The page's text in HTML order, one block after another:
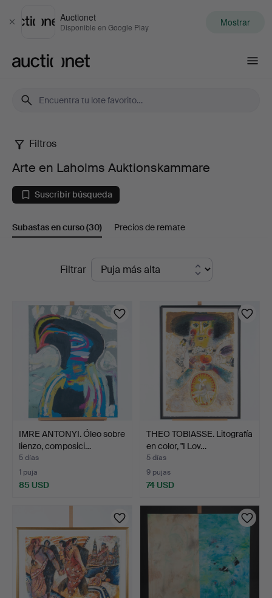
Cerrar
Auctionet
Disponible en Google Play Mostrar
Arte
en
Laholms
Auktionskammare
Filtros
Arte en Laholms Auktionskammare
Suscribir búsqueda
Subastas en curso(30) Precios de remate
Subastas
curso
Filtrar
IMRE ANTONYI. Óleo sobre
lienzo, composici…
5 días
1 puja
85 USD
THEO TOBIASSE. Litografía
en color, "I Lov…
5 días
9 pujas
74 USD